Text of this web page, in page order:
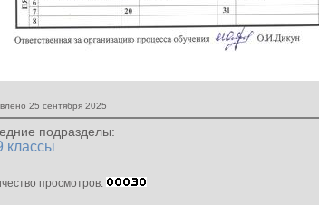
25 сентября 2025
подразделы:
классы
просмотров: